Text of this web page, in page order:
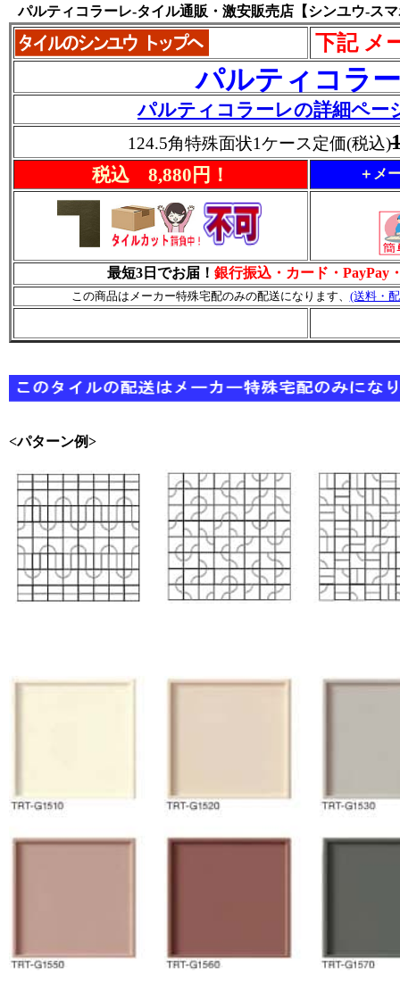
パルティコラーレ-タイル通販・激安販売店【シンユウ-ス
下記 メ
パルティコラ
パルティコラーレの詳細ペー
124.5角特殊面状1ケース定価(税込)
税込 8,880円！ ＋メ
最短3日でお届！ 銀行振込・カード・PayPay
この商品はメーカー特殊宅配のみの配送になります、 (送料・
<パターン例>